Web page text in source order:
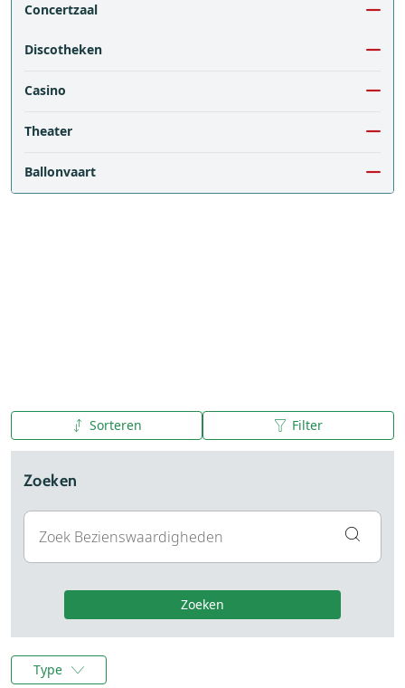
Concertzaal
Discotheken
Casino
Theater
Ballonvaart
Sorteren Filter
A tot Z
Z tot A
Zoeken
Zoeken
Type